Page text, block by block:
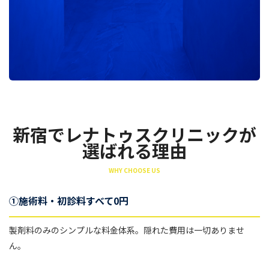
新宿でレナトゥスクリニックが
選ばれる理由
WHY CHOOSE US
①施術料・初診料すべて0円
製剤料のみのシンプルな料金体系。隠れた費用は一切ありませ
ん。